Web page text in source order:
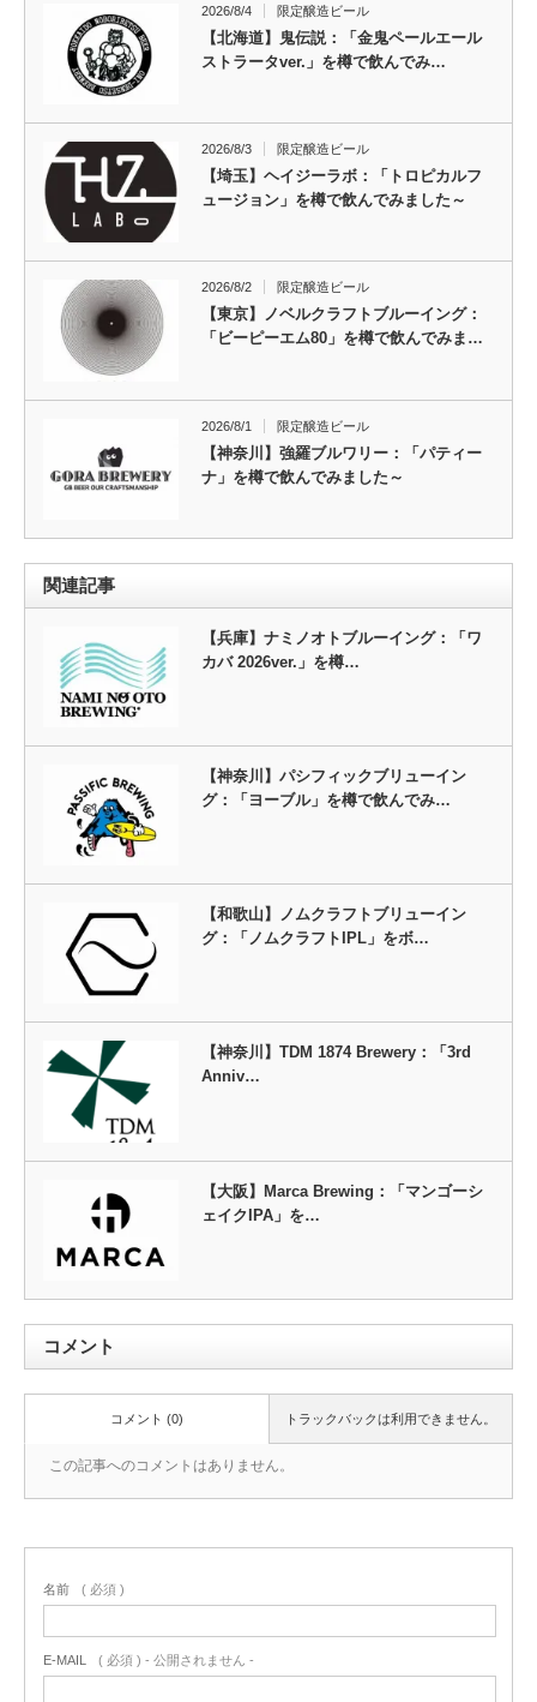
2026/8/4 限定醸造ビール
【北海道】鬼伝説：「金鬼ペールエール
ストラータver.」を樽で飲んでみ…
2026/8/3 限定醸造ビール
【埼玉】ヘイジーラボ：「トロピカルフ
ュージョン」を樽で飲んでみました～
2026/8/2 限定醸造ビール
【東京】ノベルクラフトブルーイング：
「ビーピーエム80」を樽で飲んでみま…
2026/8/1 限定醸造ビール
【神奈川】強羅ブルワリー：「パティー
ナ」を樽で飲んでみました～
関連記事
【兵庫】ナミノオトブルーイング：「ワ
カバ 2026ver.」を樽…
【神奈川】パシフィックブリューイン
グ：「ヨーブル」を樽で飲んでみ…
【和歌山】ノムクラフトブリューイン
グ：「ノムクラフトIPL」をボ…
【神奈川】TDM 1874 Brewery：「3rd
Anniv…
【大阪】Marca Brewing：「マンゴーシ
ェイクIPA」を…
コメント
トラックバックは利用できません。
コメント (0)
この記事へのコメントはありません。
名前 ( 必須 )
E-MAIL ( 必須 ) - 公開されません -